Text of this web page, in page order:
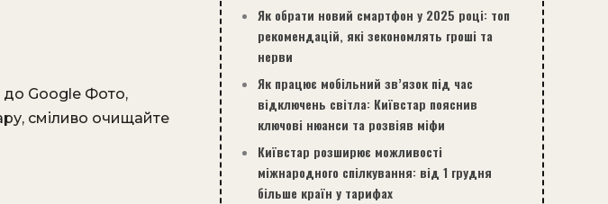
до Google Фото,
сміливо очищайте
Як обрати новий смартфон у 2025 році: топ
рекомендацій, які зекономлять гроші та
нерви
Як працює мобільний зв’язок під час
відключень світла: Київстар пояснив
ключові нюанси та розвіяв міфи
Київстар розширює можливості
міжнародного спілкування: від 1 грудня
більше країн у тарифах